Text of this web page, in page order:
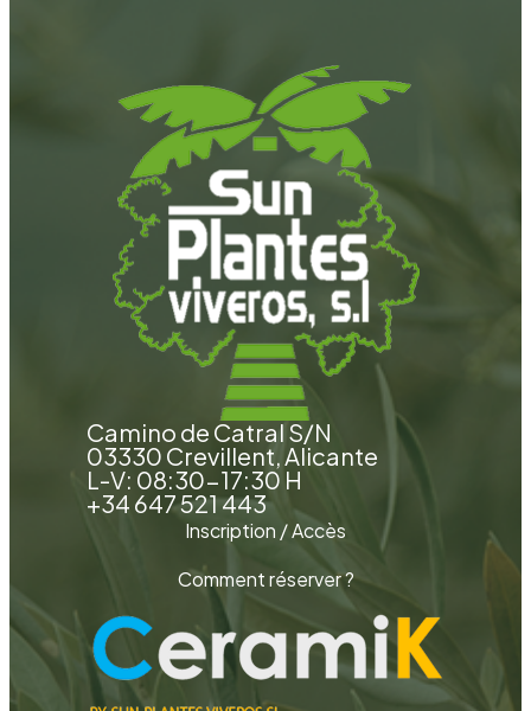
Camino de Catral S/N
03330 Crevillent, Alicante
L-V: 08:30-17:30 H
+34 647 521 443
Inscription / Accès
Comment réserver ?